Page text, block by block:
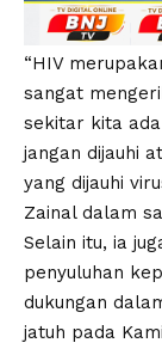
“HIV
sangat
sekitar kita
jangan dijauhi
yang dijauhi
Zainal dalam
Selain itu, ia
penyuluhan
dukungan
jatuh pada